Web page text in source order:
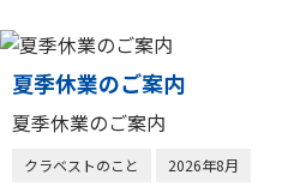
夏季休業のご案内
夏季休業のご案内
クラベストのこと 2026年8月